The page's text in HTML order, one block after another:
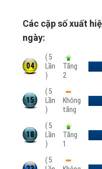
Các cặp số xuất
ngày:
04
( 5
Lần
)
Tăng
2
15
( 5
Lần
)
Không
tăng
18
( 5
Lần
)
Tăng
1
( 5